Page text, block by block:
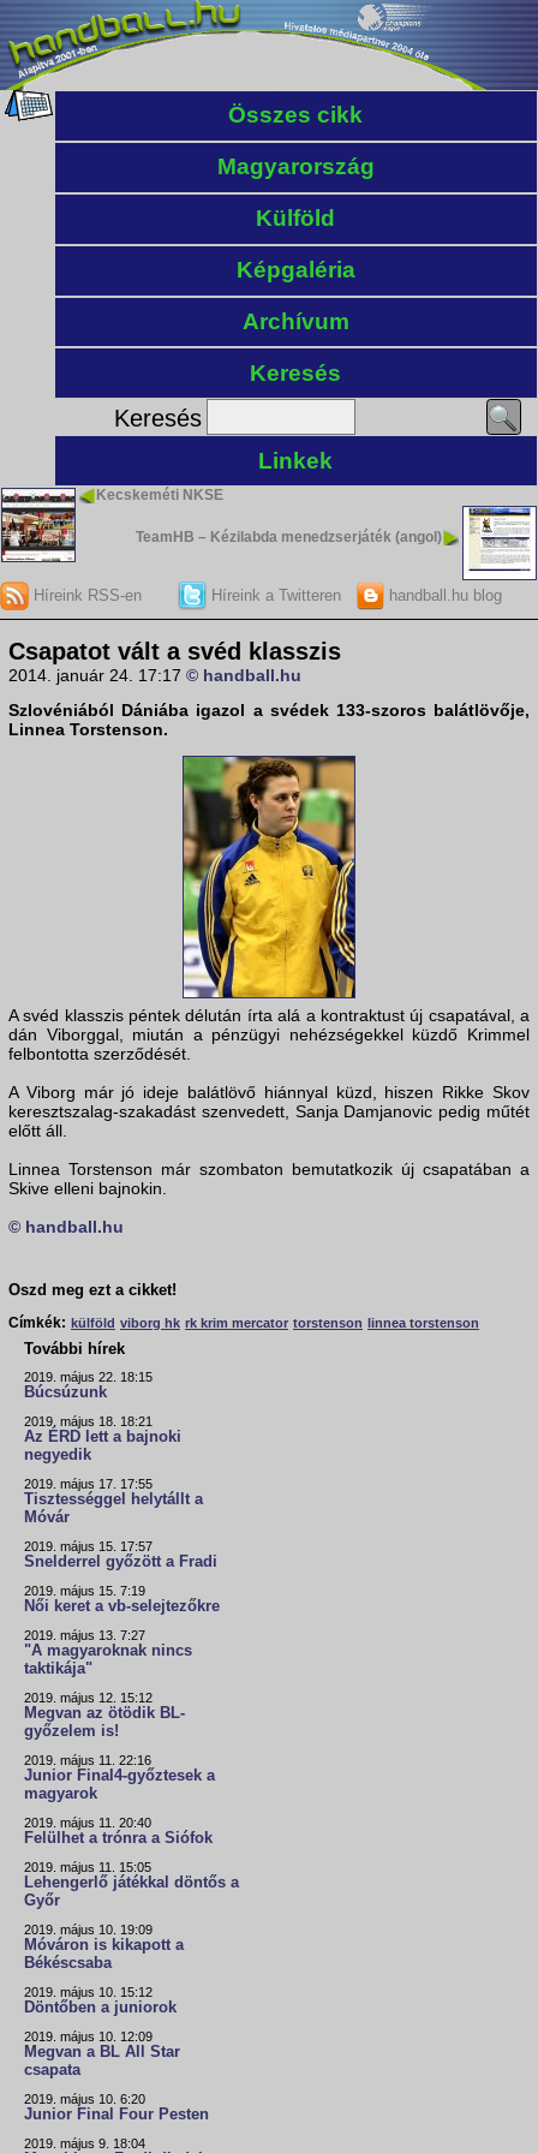
Összes cikk
Magyarország
Külföld
Képgaléria
Archívum
Keresés
Keresés
Linkek
Kecskeméti NKSE
TeamHB – Kézilabda menedzserjáték (angol)
Híreink RSS-en Híreink a Twitteren handball.hu blog
Csapatot vált a svéd klasszis
2014. január 24. 17:17 © handball.hu
Szlovéniából Dániába igazol a svédek 133-szoros balátlövője,
Linnea Torstenson.
A svéd klasszis péntek délután írta alá a kontraktust új csapatával, a
dán Viborggal, miután a pénzügyi nehézségekkel küzdő Krimmel
felbontotta szerződését.
A Viborg már jó ideje balátlövő hiánnyal küzd, hiszen Rikke Skov
keresztszalag-szakadást szenvedett, Sanja Damjanovic pedig műtét
előtt áll.
Linnea Torstenson már szombaton bemutatkozik új csapatában a
Skive elleni bajnokin.
© handball.hu
Oszd meg ezt a cikket!
Címkék: külföld viborg hk rk krim mercator torstenson linnea torstenson
További hírek
2019. május 22. 18:15
Búcsúzunk
2019. május 18. 18:21
Az ÉRD lett a bajnoki
negyedik
2019. május 17. 17:55
Tisztességgel helytállt a
Móvár
2019. május 15. 17:57
Snelderrel győzött a Fradi
2019. május 15. 7:19
Női keret a vb-selejtezőkre
2019. május 13. 7:27
"A magyaroknak nincs
taktikája"
2019. május 12. 15:12
Megvan az ötödik BL-
győzelem is!
2019. május 11. 22:16
Junior Final4-győztesek a
magyarok
2019. május 11. 20:40
Felülhet a trónra a Siófok
2019. május 11. 15:05
Lehengerlő játékkal döntős a
Győr
2019. május 10. 19:09
Móváron is kikapott a
Békéscsaba
2019. május 10. 15:12
Döntőben a juniorok
2019. május 10. 12:09
Megvan a BL All Star
csapata
2019. május 10. 6:20
Junior Final Four Pesten
2019. május 9. 18:04